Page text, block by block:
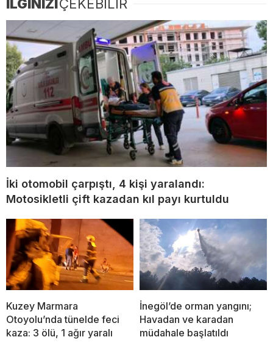
İLGİNİZİÇEKEBİLİR
İki otomobil çarpıştı, 4 kişi yaralandı:
Motosikletli çift kazadan kıl payı kurtuldu
Kuzey Marmara
Otoyolu’nda tünelde feci
kaza: 3 ölü, 1 ağır yaralı
İnegöl’de orman yangını;
Havadan ve karadan
müdahale başlatıldı